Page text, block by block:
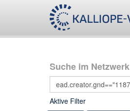
Suche im Netzwerk
Aktive Filter